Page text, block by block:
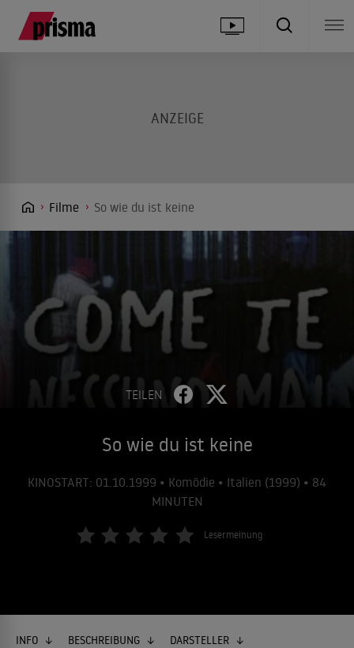
Filme So wie du ist keine
TEILEN
So wie du ist keine
KINOSTART: 01.10.1999 • Komödie • Italien (1999) • 84
MINUTEN
Lesermeinung
INFO BESCHREIBUNG DARSTELLER